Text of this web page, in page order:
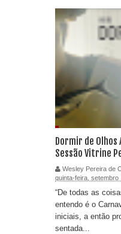
Dormir de Olhos
Sessão Vitrine
Wesley Pereira de
quinta-feira, setembro
“De todas as
entendo é o
iniciais, a então
sentada...